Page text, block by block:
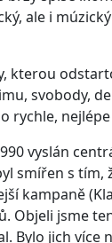
ale i
kterou
svobody,
rychle,
vyslán
smířen s tím,
kampaně
Objeli jsme
Bylo jich více